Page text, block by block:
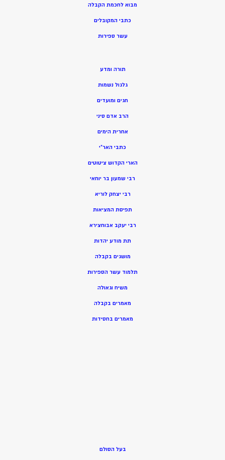
מבוא לחכמת הקבלה
כתבי המקובלים
עשר ספירות
תורה ומדע
גלגול נשמות
חגים ומועדים
הרב אדם סיני
אחרית הימים
כתבי האר”י
הארי הקדוש ציטוטים
רבי שמעון בר יוחאי
רבי יצחק לוריא
תפיסת המציאות
רבי יעקב אבוחצירא
תת מודע יהדות
מושגים בקבלה
תלמוד עשר הספירות
משיח וגאולה
מאמרים בקבלה
מאמרים בחסידות
בעל הסולם